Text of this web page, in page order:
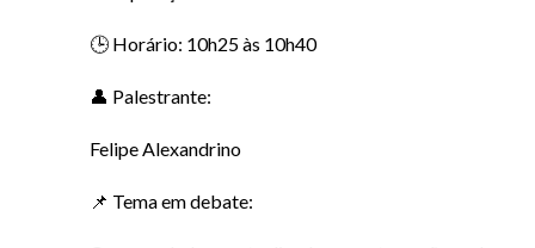
🕒 Horário: 10h25 às 10h40
👤 Palestrante:
Felipe Alexandrino
📌 Tema em debate: